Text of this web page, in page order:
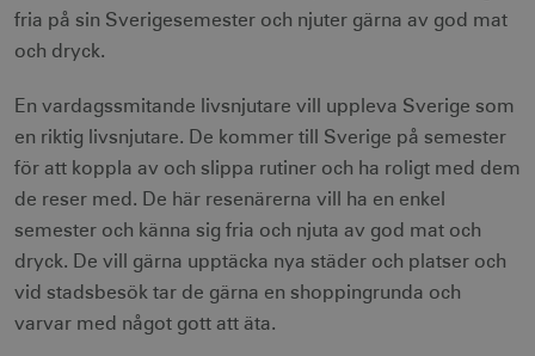
fria på sin Sverigesemester och njuter gärna av god mat
och dryck.
En vardagssmitande livsnjutare vill uppleva Sverige som
en riktig livsnjutare. De kommer till Sverige på semester
för att koppla av och slippa rutiner och ha roligt med dem
de reser med. De här resenärerna vill ha en enkel
semester och känna sig fria och njuta av god mat och
dryck. De vill gärna upptäcka nya städer och platser och
vid stadsbesök tar de gärna en shoppingrunda och
varvar med något gott att äta.